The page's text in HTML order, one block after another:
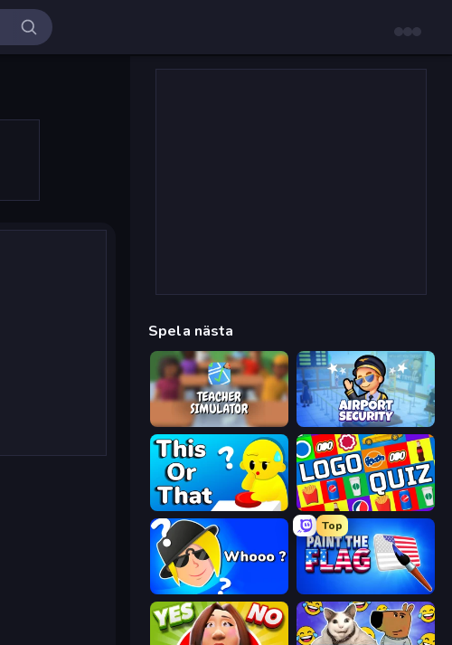
Spela nästa
Teacher Simulator Airport Security
ToT or Trivia Logo Quiz: Game World Trivia
Whooo?
Top
Paint the Flag